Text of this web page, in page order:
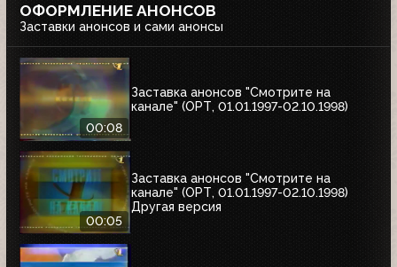
ОФОРМЛЕНИЕ АНОНСОВ
Заставки анонсов и сами анонсы
00:08
Заставка анонсов "Смотрите на
канале" (ОРТ, 01.01.1997-02.10.1998)
00:05
Заставка анонсов "Смотрите на
канале" (ОРТ, 01.01.1997-02.10.1998)
Другая версия